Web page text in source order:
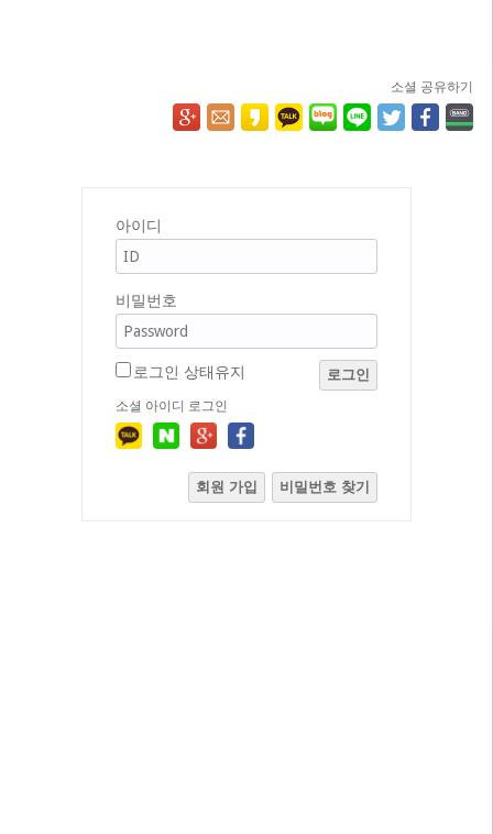
소셜 공유하기
아이디
비밀번호
로그인 상태유지 로그인
소셜 아이디 로그인
회원 가입 비밀번호 찾기